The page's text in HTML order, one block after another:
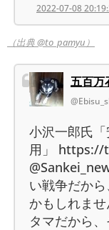
2022-07-08
（出典 @to_pamyu）
五百万
小沢一郎氏
用」 https://
い戦争だか
かもしれま
タマだから、